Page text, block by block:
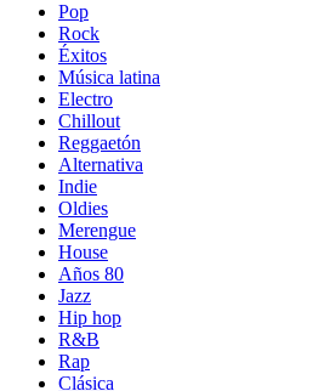
Pop
Rock
Éxitos
Música latina
Electro
Chillout
Reggaetón
Alternativa
Indie
Oldies
Merengue
House
Años 80
Jazz
Hip hop
R&B
Rap
Clásica